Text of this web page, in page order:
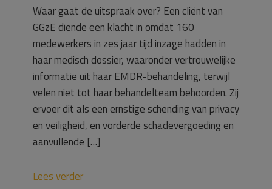
Waar gaat de uitspraak over? Een cliënt van
GGzE diende een klacht in omdat 160
medewerkers in zes jaar tijd inzage hadden in
haar medisch dossier, waaronder vertrouwelijke
informatie uit haar EMDR-behandeling, terwijl
velen niet tot haar behandelteam behoorden. Zij
ervoer dit als een ernstige schending van privacy
en veiligheid, en vorderde schadevergoeding en
aanvullende […]
Lees verder